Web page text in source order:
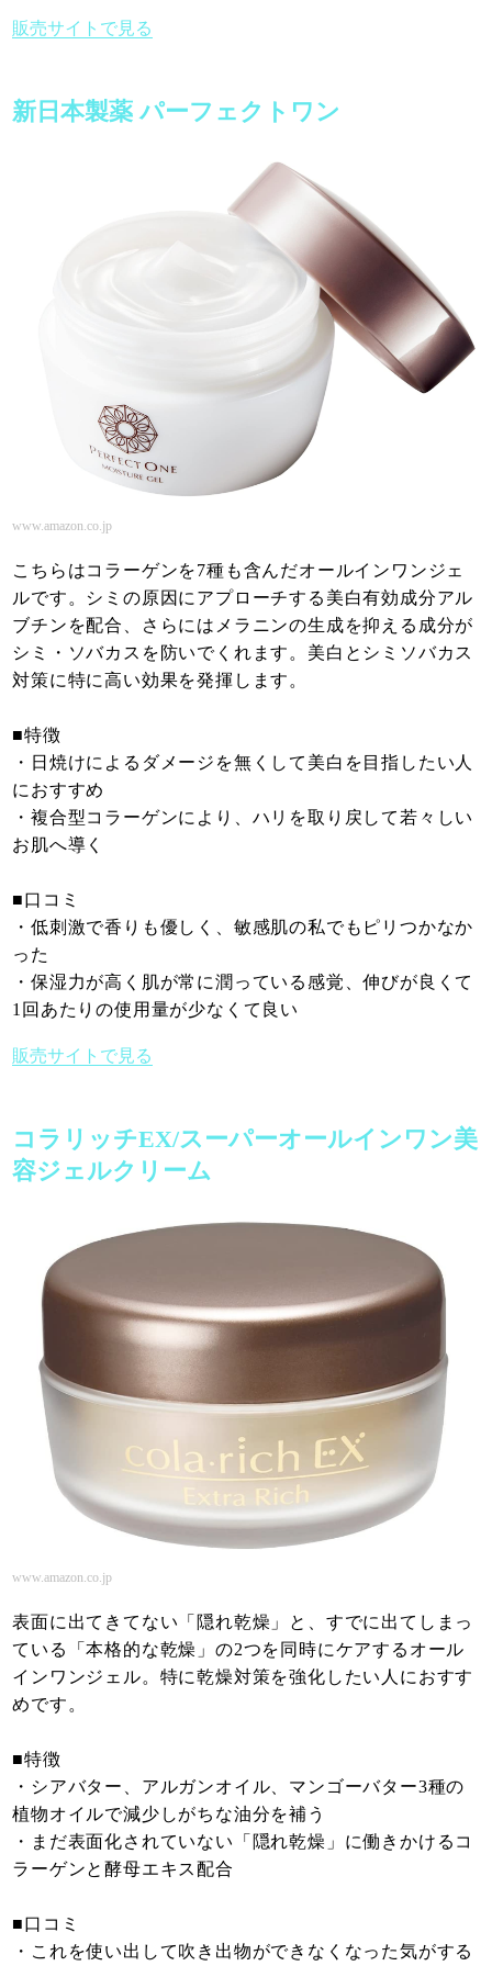
販売サイトで見る
新日本製薬 パーフェクトワン
www.amazon.co.jp
こちらはコラーゲンを7種も含んだオールインワンジェ
ルです。シミの原因にアプローチする美白有効成分アル
ブチンを配合、さらにはメラニンの生成を抑える成分が
シミ・ソバカスを防いでくれます。美白とシミソバカス
対策に特に高い効果を発揮します。
■特徴
・日焼けによるダメージを無くして美白を目指したい人
におすすめ
・複合型コラーゲンにより、ハリを取り戻して若々しい
お肌へ導く
■口コミ
・低刺激で香りも優しく、敏感肌の私でもピリつかなか
った
・保湿力が高く肌が常に潤っている感覚、伸びが良くて
1回あたりの使用量が少なくて良い
販売サイトで見る
コラリッチEX/スーパーオールインワン美
容ジェルクリーム
www.amazon.co.jp
表面に出てきてない「隠れ乾燥」と、すでに出てしまっ
ている「本格的な乾燥」の2つを同時にケアするオール
インワンジェル。特に乾燥対策を強化したい人におすす
めです。
■特徴
・シアバター、アルガンオイル、マンゴーバター3種の
植物オイルで減少しがちな油分を補う
・まだ表面化されていない「隠れ乾燥」に働きかけるコ
ラーゲンと酵母エキス配合
■口コミ
・これを使い出して吹き出物ができなくなった気がする